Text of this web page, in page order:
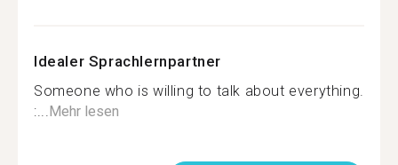
Idealer Sprachlernpartner
Someone who is willing to talk about everything.
:...Mehr lesen